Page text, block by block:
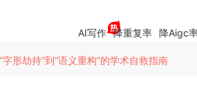
AI写作 降重复率 降Aigc
形劫持”到“语义重构”的学术自救指南